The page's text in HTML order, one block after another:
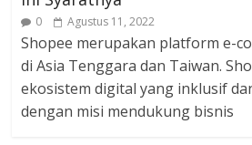
0 Agustus 11, 2022
Shopee merupakan platform e-
di Asia Tenggara dan Taiwan.
ekosistem digital yang inklusif
dengan misi mendukung bisnis